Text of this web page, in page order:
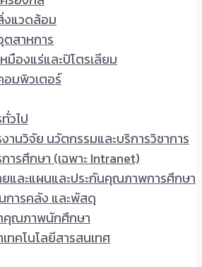
งแวดล้อม
สาหการ
มืองแร่และปิโตรเลียม
อมพิวเตอร์
วไป
านวิจัย นวัตกรรมและบริการวิชาการ
ารศึกษา (เฉพาะ Intranet)
และแผนและประกันคุณภาพการศึกษา
การคลัง และพัสดุ
ณภาพนักศึกษา
คโนโลยีสารสนเทศ